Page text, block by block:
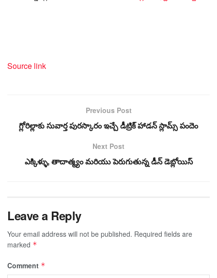
Source link
Previous Post
గ్లోరిల్లాకు సువార్త పురస్కారం ఇచ్చే డీట్రిక్ హాడన్ స్లామ్స్ పందెం
Next Post
ఎక్కిళ్ళు, తాదాత్మ్యం మరియు పెరుగుతున్న డీన్ డెబ్లోయిస్
Leave a Reply
Your email address will not be published. Required fields are
marked *
Comment *